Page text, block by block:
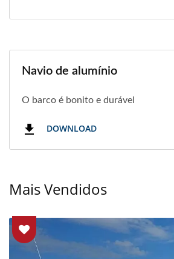
Navio de alumínio
O barco é bonito e durável
DOWNLOAD
Mais Vendidos